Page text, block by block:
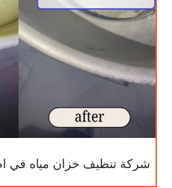
شركة تنظيف خزان مياه في ام